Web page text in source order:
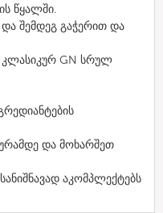
წყალში.
და შემდეგ გაჭერით და
კლასიკურ GN სრულ
და მოხარშეთ
აკომპლექტებს